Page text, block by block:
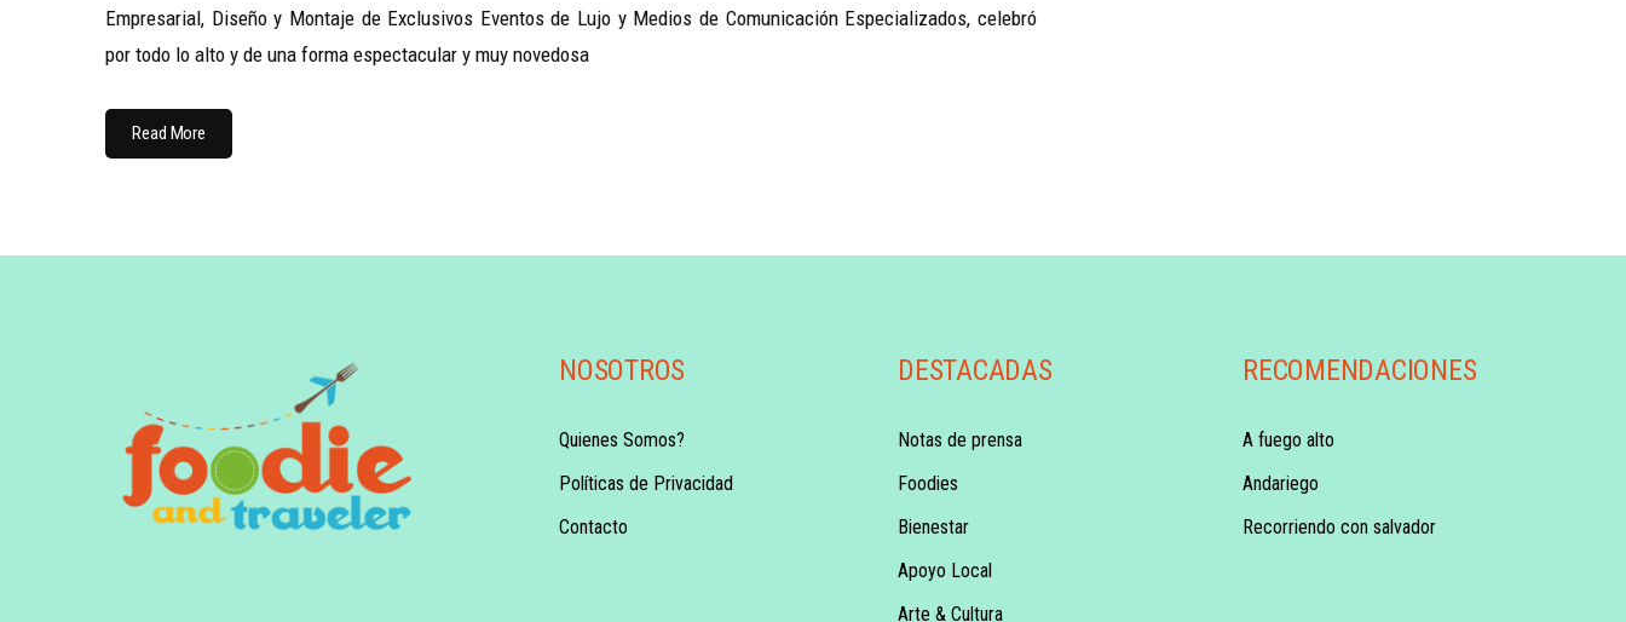
Empresarial, Diseño y Montaje de Exclusivos Eventos de Lujo y Medios de Comunicación Especializados, celebró
por todo lo alto y de una forma espectacular y muy novedosa
Read More
NOSOTROS
Quienes Somos?
Políticas de Privacidad
Contacto
DESTACADAS
Notas de prensa
Foodies
Bienestar
Apoyo Local
Arte & Cultura
RECOMENDACIONES
A fuego alto
Andariego
Recorriendo con salvador